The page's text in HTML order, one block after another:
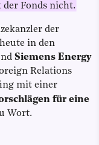
der Fonds nicht.
der
in den
Siemens Energy
Relations
mit einer
für eine
Wort.